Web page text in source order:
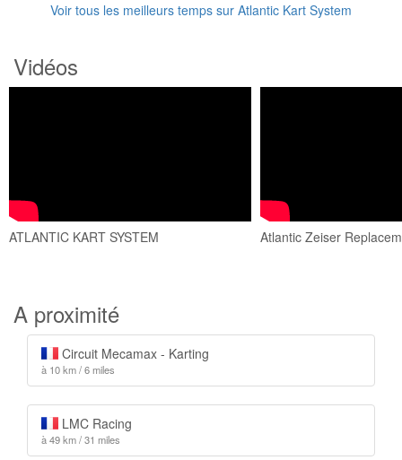
Voir tous les meilleurs temps sur Atlantic Kart System
Vidéos
ATLANTIC KART SYSTEM Atlantic Zeiser
A proximité
Circuit Mecamax - Karting
à 10 km / 6 miles
LMC Racing
à 49 km / 31 miles